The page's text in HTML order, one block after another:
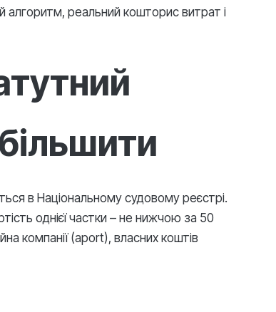
алгоритм, реальний кошторис витрат і
в Національному судовому реєстрі.
однієї частки – не нижчою за 50
компанії (aport), власних коштів